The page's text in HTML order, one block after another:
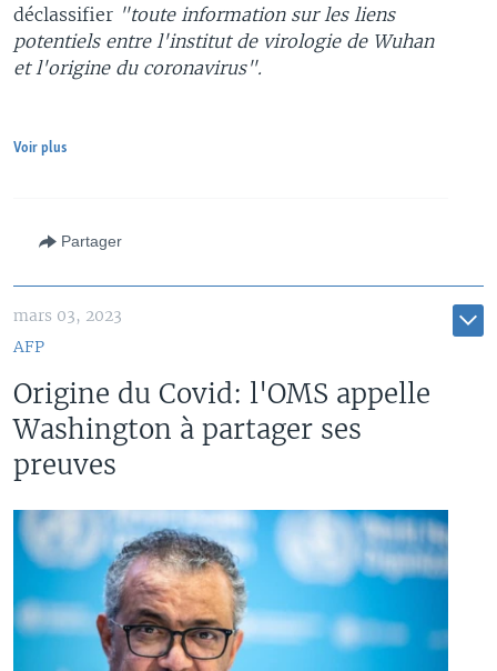
déclassifier "toute information sur les liens
potentiels entre l'institut de virologie de Wuhan
et l'origine du coronavirus".
Voir plus
Partager
mars 03, 2023
AFP
Origine du Covid: l'OMS appelle
Washington à partager ses
preuves